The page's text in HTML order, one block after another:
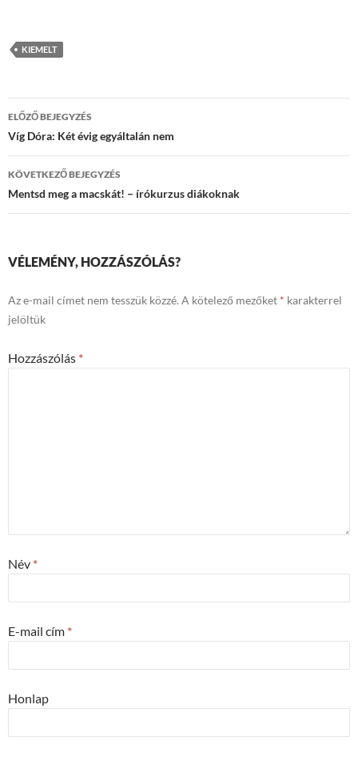
KIEMELT
Bejegyzések
navigációja
ELŐZŐ BEJEGYZÉS
Víg Dóra: Két évig egyáltalán nem
KÖVETKEZŐ BEJEGYZÉS
Mentsd meg a macskát! – írókurzus diákoknak
VÉLEMÉNY, HOZZÁSZÓLÁS?
Az e-mail címet nem tesszük közzé. A kötelező mezőket * karakterrel
jelöltük
Hozzászólás *
Név *
E-mail cím *
Honlap